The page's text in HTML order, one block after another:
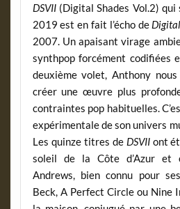
DSVII(Digital Shades Vol.2) qui
2019 est en fait l’écho de
2007. Un apaisant virage
synthpop forcément codifiées
deuxième volet, Anthony
créer une œuvre plus
contraintes pop habituelles.
expérimentale de son univers
Les quinze titres de DSVIIont
soleil de la Côte d’Azur et
Andrews, bien connu pour
Beck, A Perfect Circle ou Nine